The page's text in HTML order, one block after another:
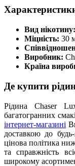
Вид нікотину:
Міцність: 30
Виробник:
Країна
Де купити
Рідина Chaser
багатогранних
інтернет-магазині
доставкою до
цінова політика
та справжність
широкому